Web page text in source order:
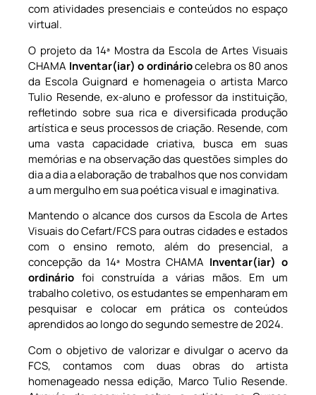
com atividades presenciais e conteúdos no espaço
virtual.
O projeto da 14ª Mostra da Escola de Artes Visuais
CHAMA Inventar(iar) o ordináriocelebra os 80 anos
da Escola Guignard e homenageia o artista Marco
Tulio Resende, ex-aluno e professor da instituição,
refletindo sobre sua rica e diversificada produção
artística e seus processos de criação. Resende, com
uma vasta capacidade criativa, busca em suas
memórias e na observação das questões simples do
dia a dia a elaboração de trabalhos que nos convidam
a um mergulho em sua poética visual e imaginativa.
Mantendo o alcance dos cursos da Escola de Artes
Visuais do Cefart/FCS para outras cidades e estados
com o ensino remoto, além do presencial, a
concepção da 14ª Mostra CHAMA Inventar(iar) o
ordinário foi construída a várias mãos. Em um
trabalho coletivo, os estudantes se empenharam em
pesquisar e colocar em prática os conteúdos
aprendidos ao longo do segundo semestre de 2024.
Com o objetivo de valorizar e divulgar o acervo da
FCS, contamos com duas obras do artista
homenageado nessa edição, Marco Tulio Resende.